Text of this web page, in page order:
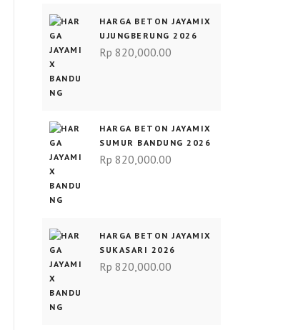
HARGA BETON JAYAMIX
UJUNGBERUNG 2026
Rp 820,000.00
HARGA BETON JAYAMIX
SUMUR BANDUNG 2026
Rp 820,000.00
HARGA BETON JAYAMIX
SUKASARI 2026
Rp 820,000.00